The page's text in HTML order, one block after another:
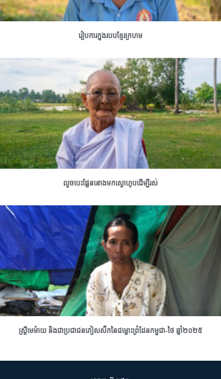
រៀបការក្នុងរបបខ្មែរក្រហម
លួចបេះផ្លែននោងមកស្ងោហូបដើម្បីរស់
ស្រ្តីមេម៉ាយ និងជាប្រជាជនភៀសសឹកនៃជម្លោះព្រំដែនកម្ពុជា-ថៃ ឆ្នាំ២០២៥